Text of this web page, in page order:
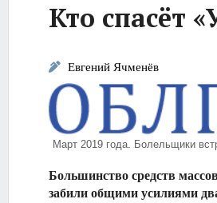
Кто спасёт
Евгений Ячменёв
Март 2019 года. Болельщики
Большинство средств
забили общими усилиями